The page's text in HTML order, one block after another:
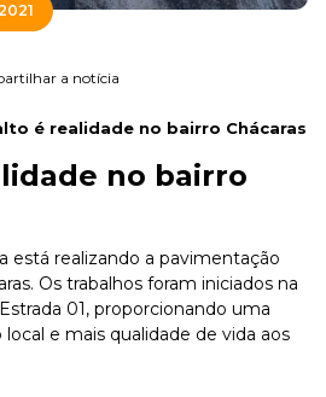
a notícia
é realidade no bairro Chácaras
no bairro
está realizando a pavimentação
Os trabalhos foram iniciados na
01, proporcionando uma
e mais qualidade de vida aos